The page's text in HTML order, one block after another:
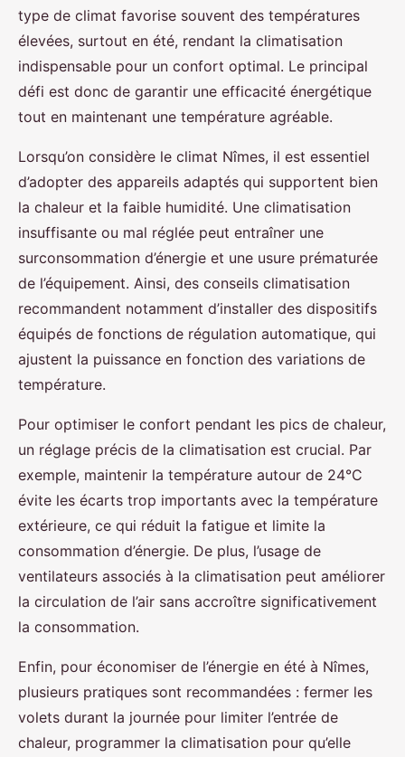
type de climat favorise souvent des températures
élevées, surtout en été, rendant la climatisation
indispensable pour un confort optimal. Le principal
défi est donc de garantir une efficacité énergétique
tout en maintenant une température agréable.
Lorsqu’on considère le climat Nîmes, il est essentiel
d’adopter des appareils adaptés qui supportent bien
la chaleur et la faible humidité. Une climatisation
insuffisante ou mal réglée peut entraîner une
surconsommation d’énergie et une usure prématurée
de l’équipement. Ainsi, des conseils climatisation
recommandent notamment d’installer des dispositifs
équipés de fonctions de régulation automatique, qui
ajustent la puissance en fonction des variations de
température.
Pour optimiser le confort pendant les pics de chaleur,
un réglage précis de la climatisation est crucial. Par
exemple, maintenir la température autour de 24°C
évite les écarts trop importants avec la température
extérieure, ce qui réduit la fatigue et limite la
consommation d’énergie. De plus, l’usage de
ventilateurs associés à la climatisation peut améliorer
la circulation de l’air sans accroître significativement
la consommation.
Enfin, pour économiser de l’énergie en été à Nîmes,
plusieurs pratiques sont recommandées : fermer les
volets durant la journée pour limiter l’entrée de
chaleur, programmer la climatisation pour qu’elle